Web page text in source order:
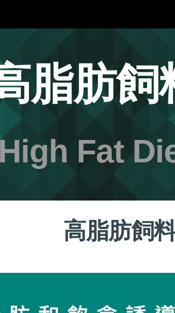
脂肪飼
Fat
高脂肪飼